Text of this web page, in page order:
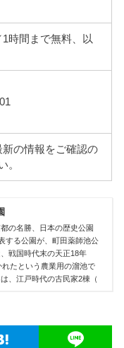
時間まで無料、以
の情報をご確認の
。
の名勝、日本の歴史公園
する公園が、町田薬師池公
戦国時代末の天正18年
れたという農業用の溜池で
、江戸時代の古民家2棟（